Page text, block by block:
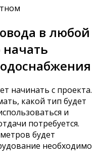
в любой
начинать с проекта.
какой тип будет
и
потребуется.
будет
необходимо